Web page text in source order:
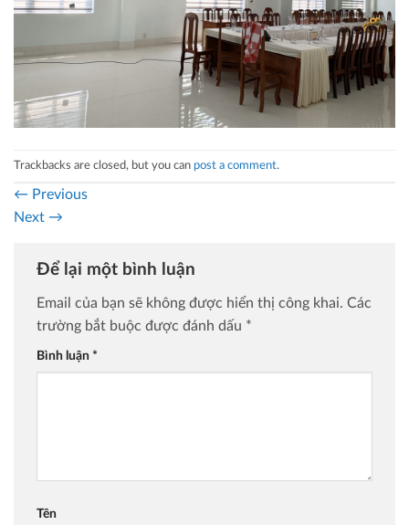
Trackbacks are closed, but you can post a comment.
← Previous
Next →
Để lại một bình luận
Email của bạn sẽ không được hiển thị công khai. Các
trường bắt buộc được đánh dấu *
Bình luận *
Tên